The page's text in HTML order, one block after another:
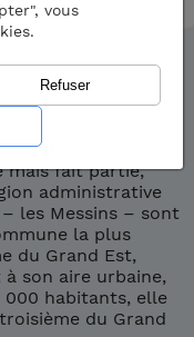
Metz est
mais fait partie,
administrative
les Messins – sont
la plus
du Grand Est,
son aire urbaine,
000 habitants, elle
du Grand
vous